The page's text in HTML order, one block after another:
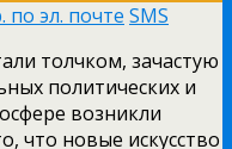
по эл. почте SMS
толчком, зачастую
политических и
возникли
что новые искусство